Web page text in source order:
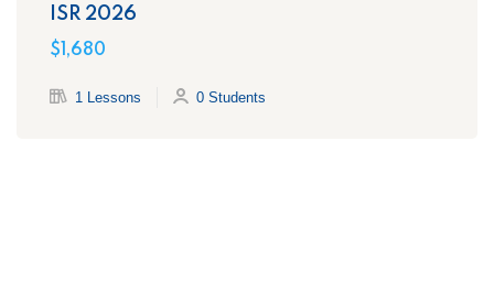
ISR 2026
$1,680
1 Lessons 0 Students